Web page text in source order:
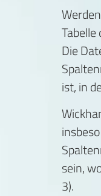
Die
ist, in
sein,
3).